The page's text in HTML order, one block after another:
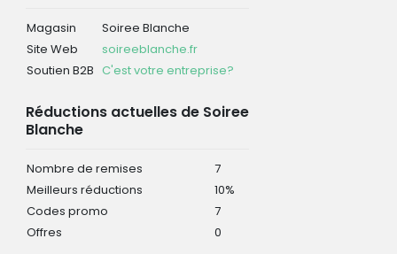
Magasin
Soiree Blanche
Site Web
soireeblanche.fr
Soutien B2B C'est votre entreprise?
Réductions actuelles de Soiree
Blanche
Nombre de remises
7
Meilleurs réductions
10%
Codes promo
7
Offres
0